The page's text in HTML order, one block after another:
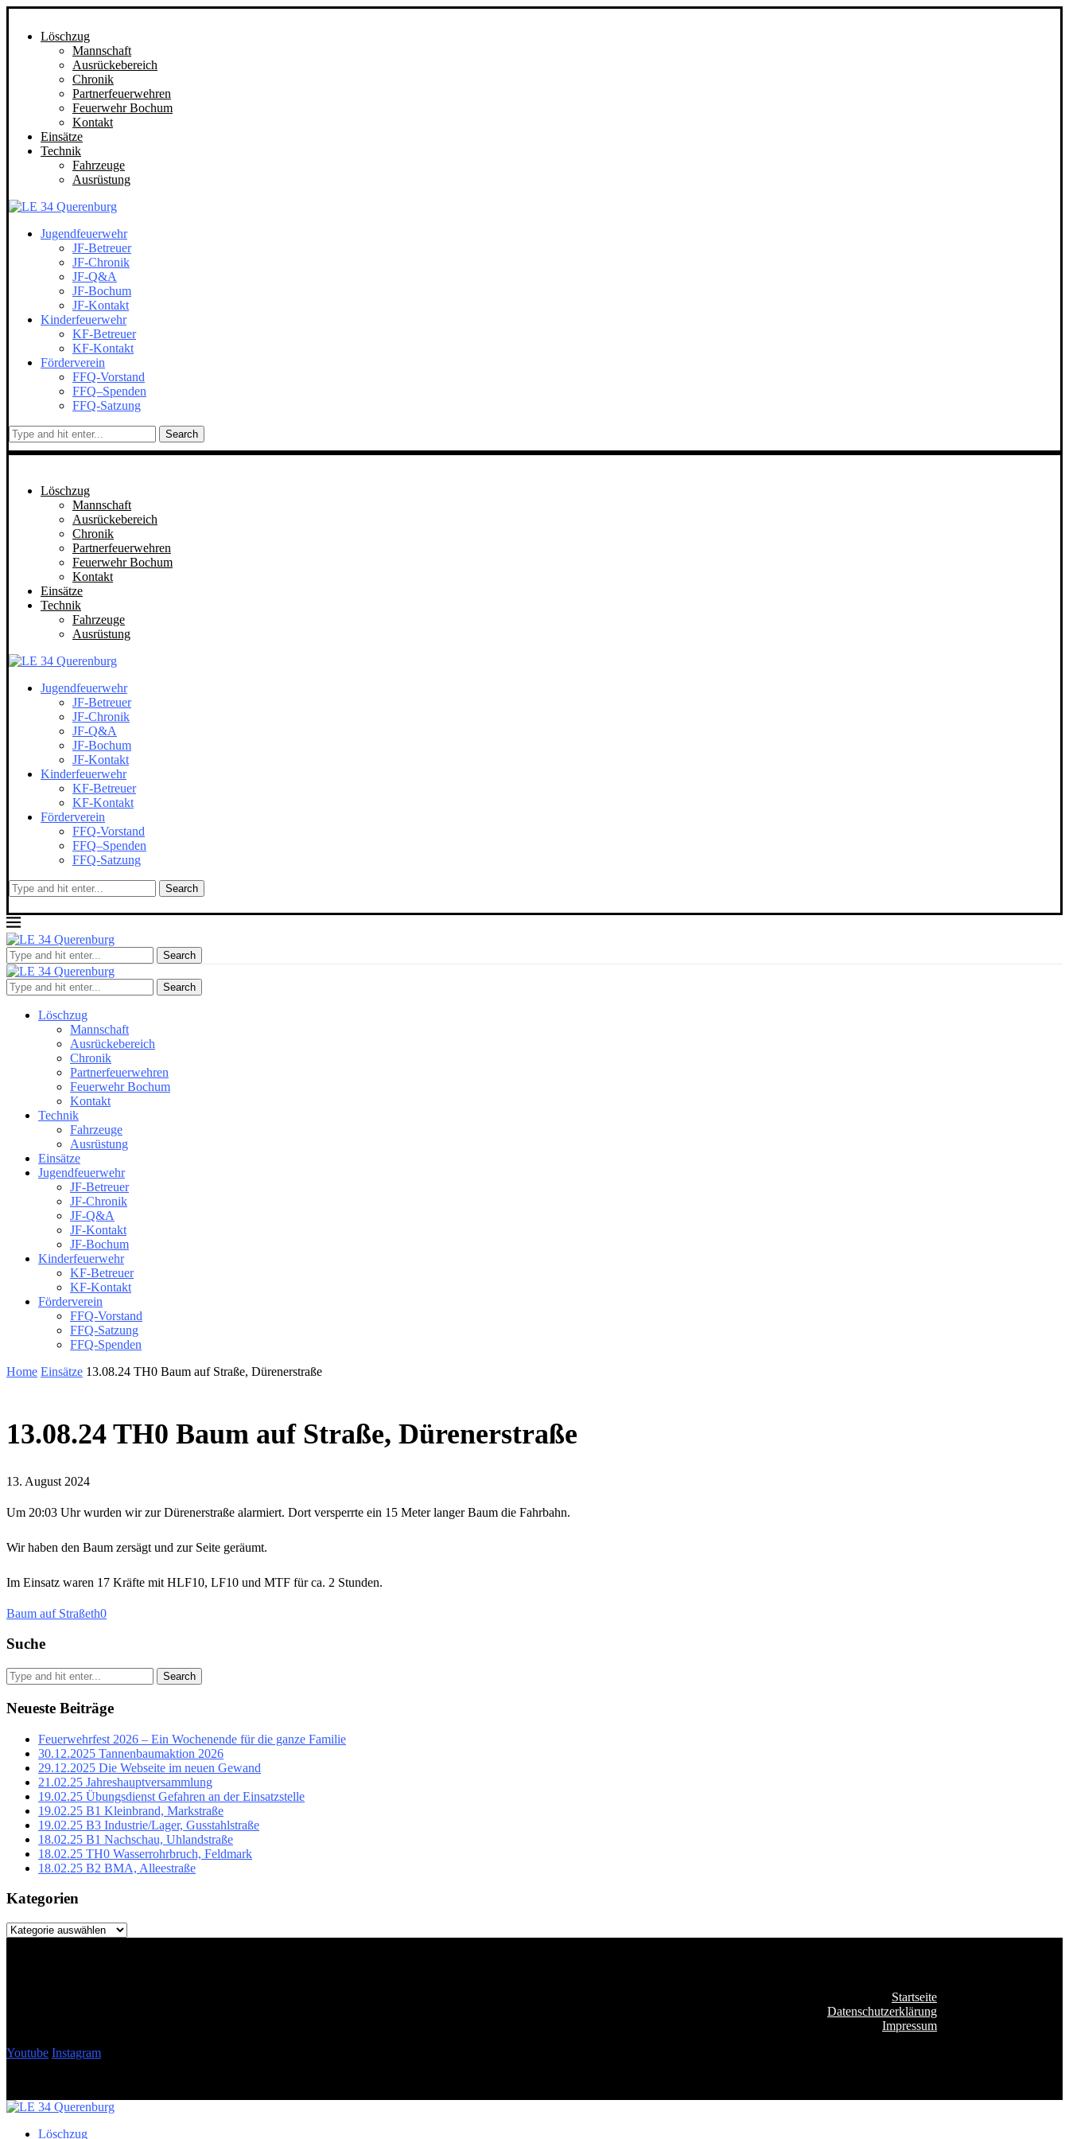
Löschzug
Mannschaft
Ausrückebereich
Chronik
Partnerfeuerwehren
Feuerwehr Bochum
Kontakt
Einsätze
Technik
Fahrzeuge
Ausrüstung
Jugendfeuerwehr
JF-Betreuer
JF-Chronik
JF-Q&A
JF-Bochum
JF-Kontakt
Kinderfeuerwehr
KF-Betreuer
KF-Kontakt
Förderverein
FFQ-Vorstand
FFQ–Spenden
FFQ-Satzung
Search
Löschzug
Mannschaft
Ausrückebereich
Chronik
Partnerfeuerwehren
Feuerwehr Bochum
Kontakt
Einsätze
Technik
Fahrzeuge
Ausrüstung
Jugendfeuerwehr
JF-Betreuer
JF-Chronik
JF-Q&A
JF-Bochum
JF-Kontakt
Kinderfeuerwehr
KF-Betreuer
KF-Kontakt
Förderverein
FFQ-Vorstand
FFQ–Spenden
FFQ-Satzung
Search
Search
Search
Löschzug
Mannschaft
Ausrückebereich
Chronik
Partnerfeuerwehren
Feuerwehr Bochum
Kontakt
Technik
Fahrzeuge
Ausrüstung
Einsätze
Jugendfeuerwehr
JF-Betreuer
JF-Chronik
JF-Q&A
JF-Kontakt
JF-Bochum
Kinderfeuerwehr
KF-Betreuer
KF-Kontakt
Förderverein
FFQ-Vorstand
FFQ-Satzung
FFQ-Spenden
Home Einsätze 13.08.24 TH0 Baum auf Straße, Dürenerstraße
13.08.24 TH0 Baum auf Straße, Dürenerstraße
13. August 2024
Um 20:03 Uhr wurden wir zur Dürenerstraße alarmiert. Dort versperrte ein 15 Meter langer Baum die Fahrbahn.
Wir haben den Baum zersägt und zur Seite geräumt.
Im Einsatz waren 17 Kräfte mit HLF10, LF10 und MTF für ca. 2 Stunden.
Baum auf Straßeth0
Suche
Search
Neueste Beiträge
Feuerwehrfest 2026 – Ein Wochenende für die ganze Familie
30.12.2025 Tannenbaumaktion 2026
29.12.2025 Die Webseite im neuen Gewand
21.02.25 Jahreshauptversammlung
19.02.25 Übungsdienst Gefahren an der Einsatzstelle
19.02.25 B1 Kleinbrand, Markstraße
19.02.25 B3 Industrie/Lager, Gusstahlstraße
18.02.25 B1 Nachschau, Uhlandstraße
18.02.25 TH0 Wasserrohrbruch, Feldmark
18.02.25 B2 BMA, Alleestraße
Kategorien
Kategorien
Startseite
Datenschutzerklärung
Impressum
Youtube Instagram
Löschzug